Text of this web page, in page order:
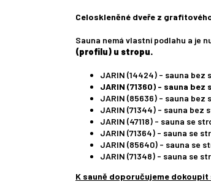
Celoskleněné dveře z
Sauna nemá vlastní podlahu a je
(profilu) u stropu.
JARIN (14424) - sauna bez
JARIN (71360) - sauna
JARIN (85636) - sauna bez
JARIN (71344) - sauna bez
JARIN (47118) - sauna se
JARIN (71364) - sauna se
JARIN (85640) - sauna se
JARIN (71348) - sauna se
K sauně doporučujeme